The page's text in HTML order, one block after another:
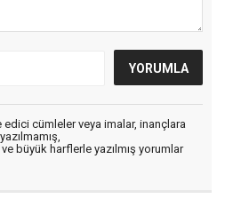
cümleler veya imalar, inançlara
büyük harflerle yazılmış yorumlar